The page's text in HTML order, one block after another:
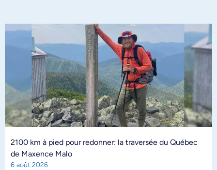
2100 km à pied pour redonner: la traversée du Québec
de Maxence Malo
6 août 2026